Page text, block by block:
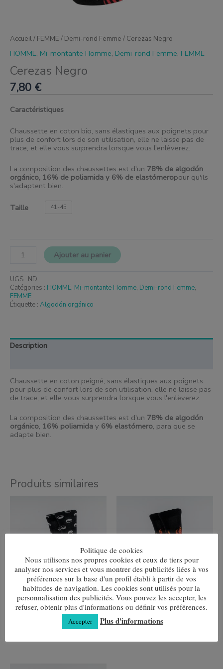
Accueil/ FEMME / Demi-rond Femme / Cerezas Negro
HOMME, Mi-montante Homme, Demi-rond Femme, FEMME
Cerezas Negro
7,80 €
Caractéristiques
Chaussette en coton bio, sans élastiques aux poignets pour
plus de confort lors de son utilisation, elle ne laisse pas de
trace, et elle vous surprendra lorsque vous l'enlèverez.
La composition des chaussettes est d'un 78% de algodón
orgánico, 16% de poliamida y 6% de elastómeropour qu'ils
s'adaptent bien.
Taille 41-45
Ajouter au panier
UGS : ND
Catégories : HOMME, Mi-montante Homme, Demi-rond Femme,
FEMME
Étiquette : Algodón orgánico
Description
Chaussette en coton peigné, sans élastiques aux poignets
pour plus de confort lors de son utilisation, elle ne laisse pas
de trace, et elle vous surprendra lorsque vous l'enlèverez.
La composition des chaussettes est d'un 78% de algodón
orgánico, 16% poliamida y 6% elastómero, para que se
adapte bien.
Produits similaires
Yin-Yang
variantes.
options
peuvent
être
choisies
sur
la
page
de
produit
Appels
variantes.
peuvent
être
choisies
sur
la
page
de
Politique de cookies
Nous utilisons nos propres cookies et ceux de tiers pour
analyser nos services et vous montrer des publicités liées à vos
préférences sur la base d'un profil établi à partir de vos
habitudes de navigation. Les cookies sont utilisés pour la
personnalisation des publicités. Vous pouvez les accepter, les
refuser, obtenir plus d'informations ou définir vos préférences.
Accepter Plus d'informations